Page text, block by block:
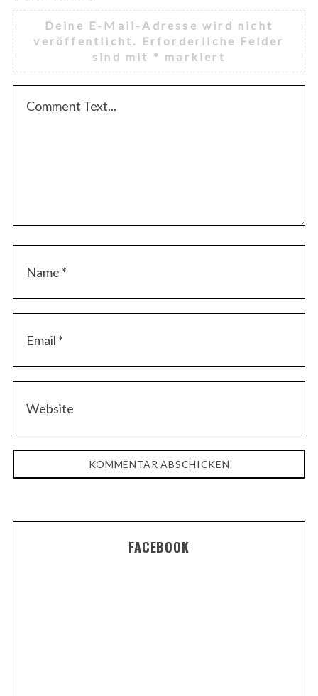
Deine E-Mail-Adresse wird nicht
veröffentlicht.
Erforderliche Felder
sind mit * markiert
FACEBOOK